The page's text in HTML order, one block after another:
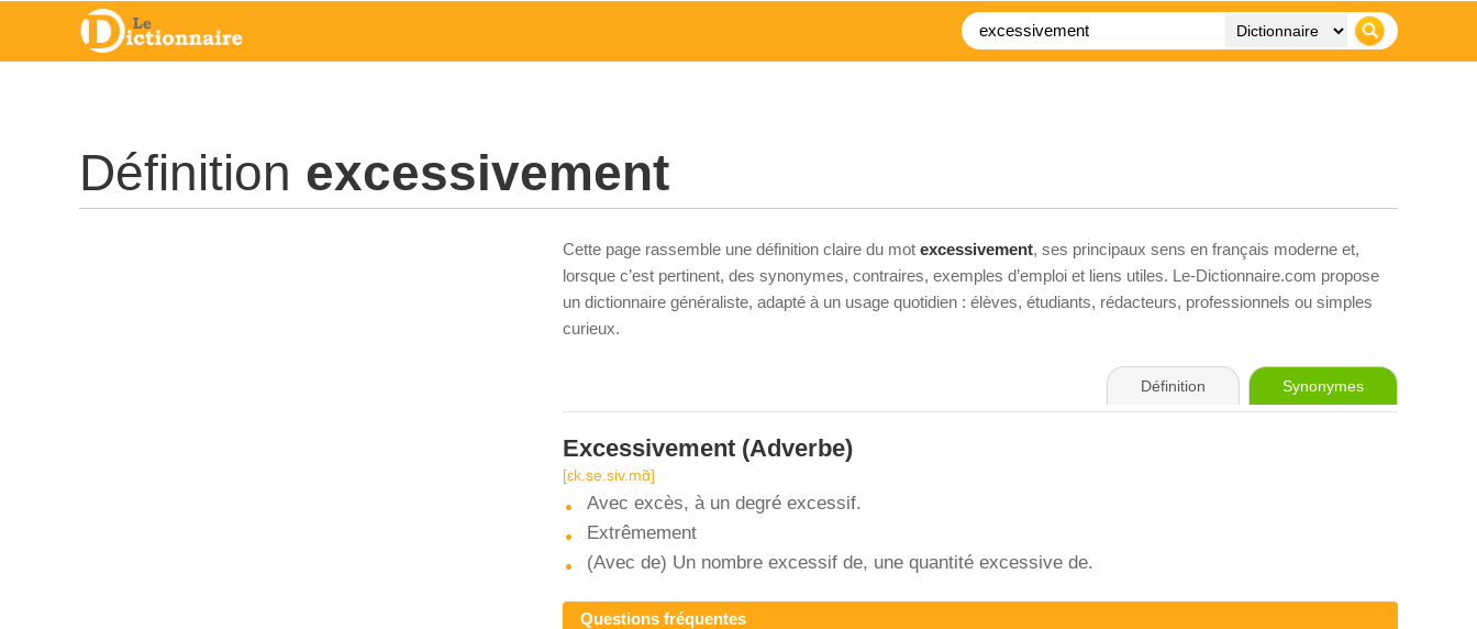
Définition excessivement
Cette page rassemble une définition claire du mot excessivement, ses principaux sens en français moderne et,
lorsque c’est pertinent, des synonymes, contraires, exemples d’emploi et liens utiles. Le-Dictionnaire.com propose
un dictionnaire généraliste, adapté à un usage quotidien : élèves, étudiants, rédacteurs, professionnels ou simples
curieux.
Définition Synonymes
Excessivement (Adverbe)
[ɛk.se.siv.mɑ̃]
Avec excès, à un degré excessif.
Extrêmement
(Avec de) Un nombre excessif de, une quantité excessive de.
Questions fréquentes